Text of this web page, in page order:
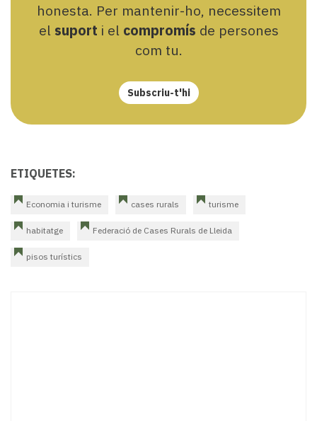
honesta. Per mantenir-ho, necessitem
el suport i el compromís de persones
com tu.
Subscriu-t'hi
ETIQUETES:
Economia i turisme cases rurals turisme
habitatge Federació de Cases Rurals de Lleida
pisos turístics